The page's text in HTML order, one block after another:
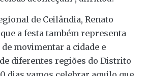
de Ceilândia, Renato
a festa também representa
movimentar a cidade e
diferentes regiões do Distrito